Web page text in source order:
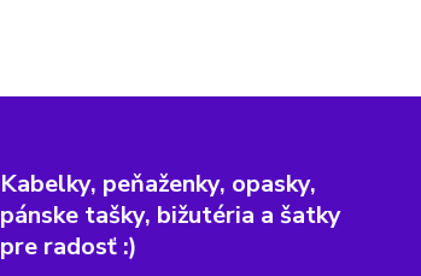
Kabelky, peňaženky, opasky,
pánske tašky, bižutéria a šatky
pre radosť :)